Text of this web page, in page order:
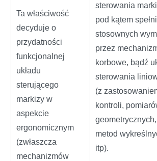
Ta właściwość
decyduje o
przydatności
funkcjonalnej
układu
sterującego
markizy w
aspekcie
ergonomicznym
(zwłaszcza
mechanizmów
sterowania
pod kątem
stosownych
przez
korbowe, bądź
sterowania
(z
kontroli,
geometrycznych,
metod
itp).